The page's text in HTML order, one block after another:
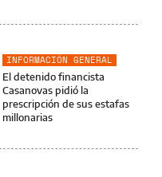
INFORMACIÓN GENERAL
El detenido financista
Casanovas pidió la
prescripción de sus estafas
millonarias